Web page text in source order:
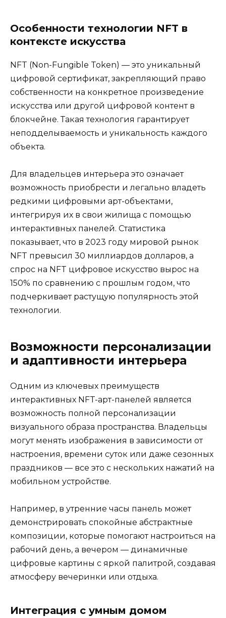
Особенности технологии NFT в
контексте искусства
NFT (Non-Fungible Token) — это уникальный
цифровой сертификат, закрепляющий право
собственности на конкретное произведение
искусства или другой цифровой контент в
блокчейне. Такая технология гарантирует
неподделываемость и уникальность каждого
объекта.
Для владельцев интерьера это означает
возможность приобрести и легально владеть
редкими цифровыми арт-объектами,
интегрируя их в свои жилища с помощью
интерактивных панелей. Статистика
показывает, что в 2023 году мировой рынок
NFT превысил 30 миллиардов долларов, а
спрос на NFT цифровое искусство вырос на
150% по сравнению с прошлым годом, что
подчеркивает растущую популярность этой
технологии.
Возможности персонализации
и адаптивности интерьера
Одним из ключевых преимуществ
интерактивных NFT-арт-панелей является
возможность полной персонализации
визуального образа пространства. Владельцы
могут менять изображения в зависимости от
настроения, времени суток или даже сезонных
праздников — все это с нескольких нажатий на
мобильном устройстве.
Например, в утренние часы панель может
демонстрировать спокойные абстрактные
композиции, которые помогают настроиться на
рабочий день, а вечером — динамичные
цифровые картины с яркой палитрой, создавая
атмосферу вечеринки или отдыха.
Интеграция с умным домом